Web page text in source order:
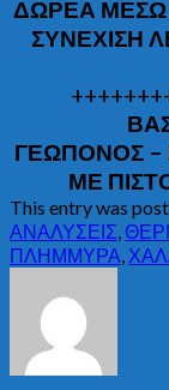
ΔΩΡΕΑ ΜΕΣΩ
ΣΥΝΕΧΙΣΗ
ΓΕΩΠΟΝΟΣ –
ΜΕ
This entry was
ΑΝΑΛΥΣΕΙΣ,
ΠΛΗΜΜΥΡΑ,